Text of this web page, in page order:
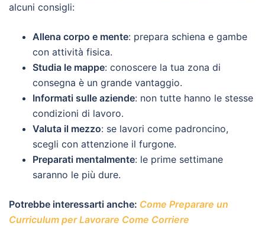
alcuni consigli:
Allena corpo e mente: prepara schiena e gambe
con attività fisica.
Studia le mappe: conoscere la tua zona di
consegna è un grande vantaggio.
Informati sulle aziende: non tutte hanno le stesse
condizioni di lavoro.
Valuta il mezzo: se lavori come padroncino,
scegli con attenzione il furgone.
Preparati mentalmente: le prime settimane
saranno le più dure.
Potrebbe interessarti anche: Come Preparare un
Curriculum per Lavorare Come Corriere